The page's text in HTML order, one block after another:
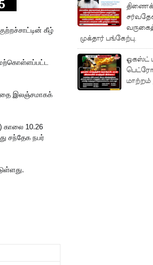
கீழ்
இலஞ்சமாகக்
காலை 10.26
சந்தேக நபர்
முக்தார் பங்கேற்பு.
ஓகஸ்ட்